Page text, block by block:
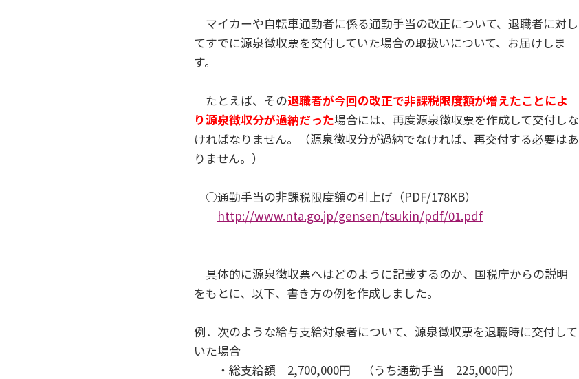
マイカーや自転車通勤者に係る通勤手当の改正について、退職者に対し
てすでに源泉徴収票を交付していた場合の取扱いについて、お届けしま
す。
たとえば、その退職者が今回の改正で非課税限度額が増えたことによ
り源泉徴収分が過納だった場合には、再度源泉徴収票を作成して交付しな
ければなりません。（源泉徴収分が過納でなければ、再交付する必要はあ
りません。）
○通勤手当の非課税限度額の引上げ（PDF/178KB）
http://www.nta.go.jp/gensen/tsukin/pdf/01.pdf
具体的に源泉徴収票へはどのように記載するのか、国税庁からの説明
をもとに、以下、書き方の例を作成しました。
例．次のような給与支給対象者について、源泉徴収票を退職時に交付して
いた場合
・総支給額 2,700,000円 （うち通勤手当 225,000円）